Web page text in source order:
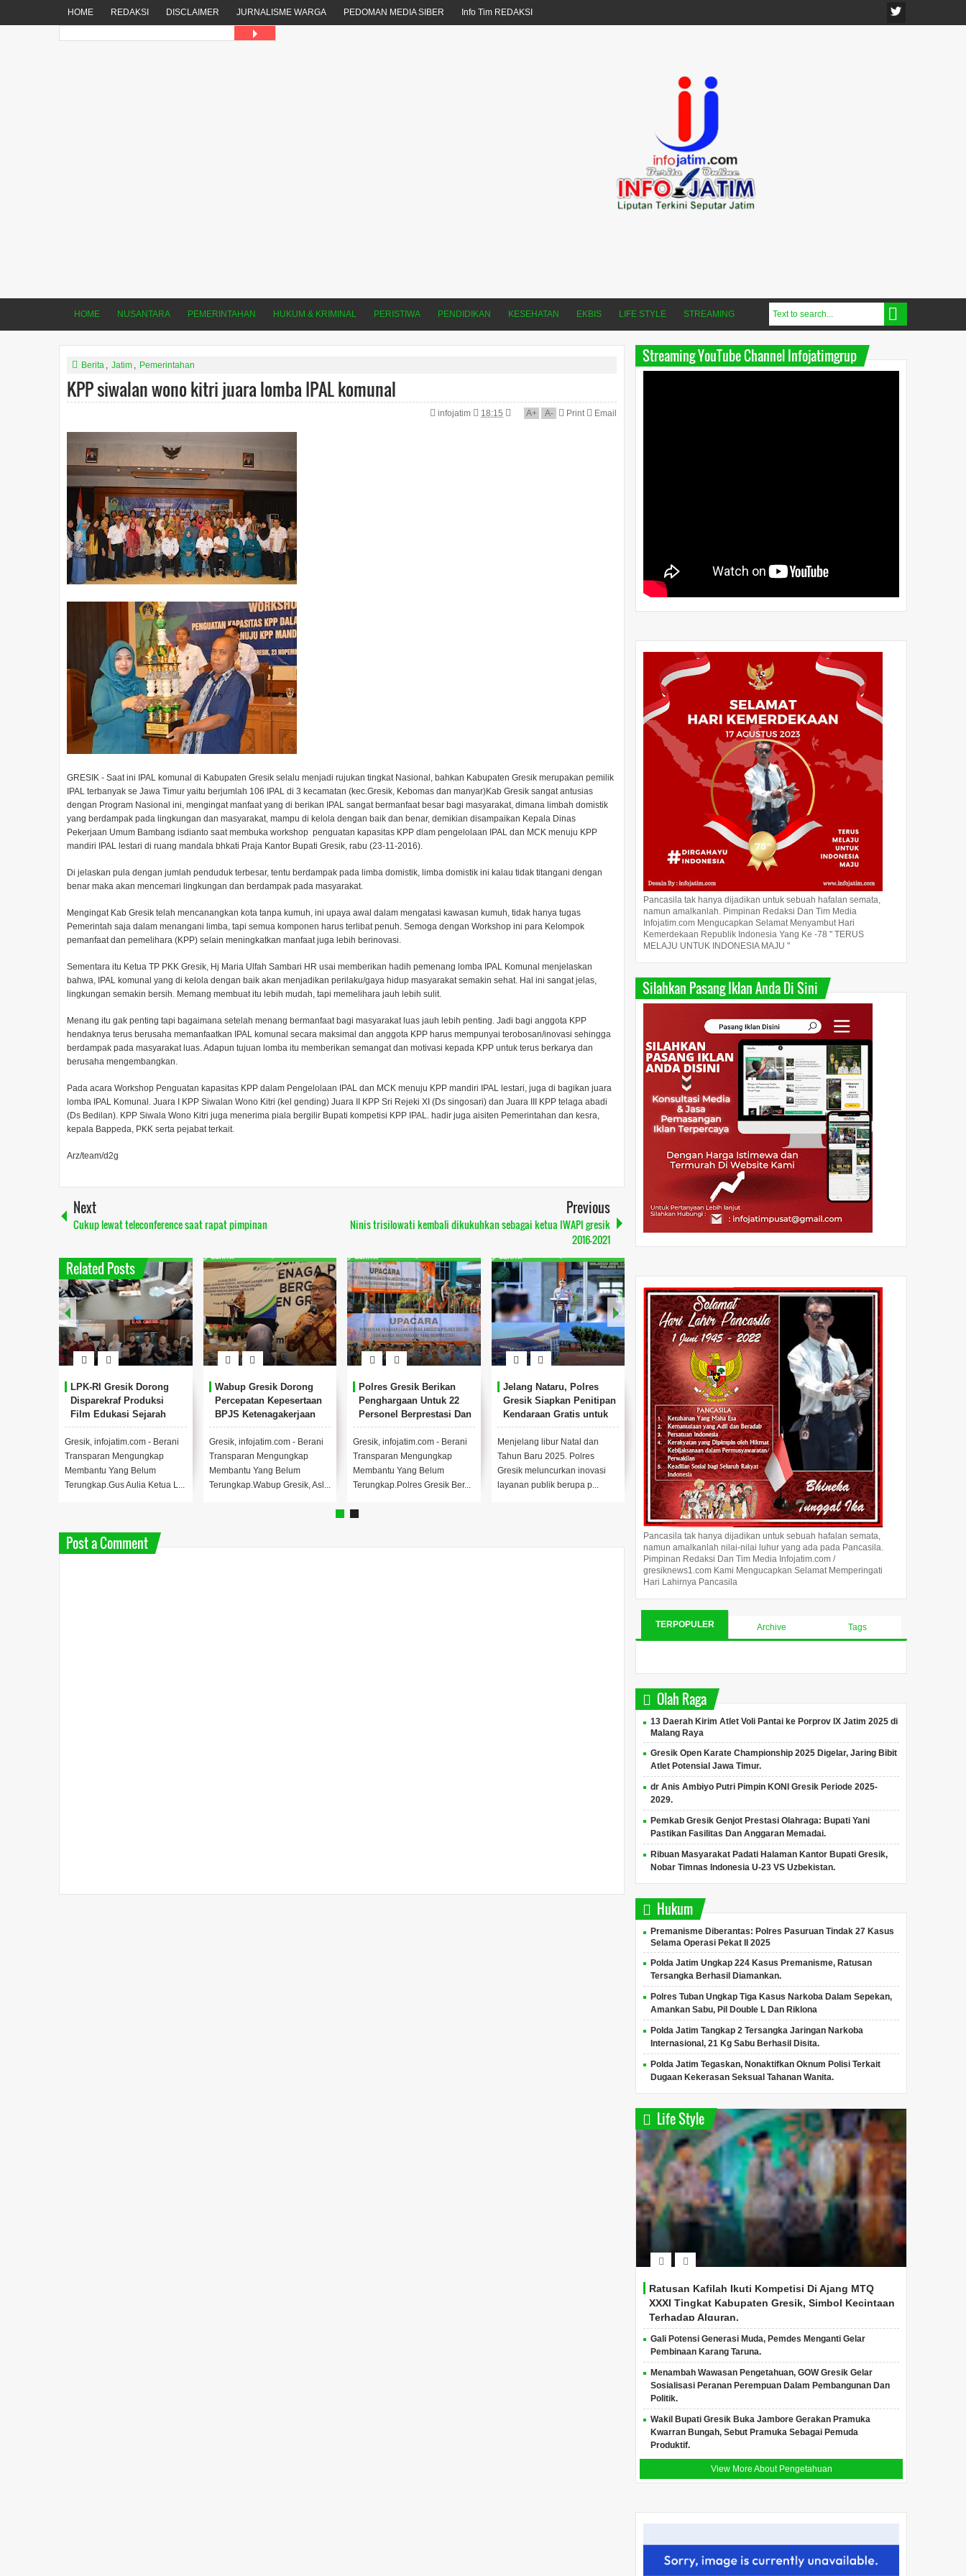
HOME REDAKSI DISCLAIMER JURNALISME WARGA PEDOMAN MEDIA SIBER Info Tim REDAKSI
HOME NUSANTARA PEMERINTAHAN HUKUM & KRIMINAL PERISTIWA PENDIDIKAN KESEHATAN EKBIS LIFE STYLE STREAMING
Berita , Jatim , Pemerintahan
KPP siwalan wono kitri juara lomba IPAL komunal
infojatim 18:15 A+ A- Print Email
GRESIK - Saat ini IPAL komunal di Kabupaten Gresik selalu menjadi rujukan tingkat Nasional, bahkan Kabupaten Gresik merupakan pemilik
IPAL terbanyak se Jawa Timur yaitu berjumlah 106 IPAL di 3 kecamatan (kec.Gresik, Kebomas dan manyar)Kab Gresik sangat antusias
dengan Program Nasional ini, mengingat manfaat yang di berikan IPAL sangat bermanfaat besar bagi masyarakat, dimana limbah domistik
yang berdampak pada lingkungan dan masyarakat, mampu di kelola dengan baik dan benar, demikian disampaikan Kepala Dinas
Pekerjaan Umum Bambang isdianto saat membuka workshop penguatan kapasitas KPP dlam pengelolaan IPAL dan MCK menuju KPP
mandiri IPAL lestari di ruang mandala bhkati Praja Kantor Bupati Gresik, rabu (23-11-2016).
Di jelaskan pula dengan jumlah penduduk terbesar, tentu berdampak pada limba domistik, limba domistik ini kalau tidak titangani dengan
benar maka akan mencemari lingkungan dan berdampak pada masyarakat.
Mengingat Kab Gresik telah mencanangkan kota tanpa kumuh, ini upaya awal dalam mengatasi kawasan kumuh, tidak hanya tugas
Pemerintah saja dalam menangani limba, tapi semua komponen harus terlibat penuh. Semoga dengan Workshop ini para Kelompok
pemanfaat dan pemelihara (KPP) selain meningkatkan manfaat juga lebih berinovasi.
Sementara itu Ketua TP PKK Gresik, Hj Maria Ulfah Sambari HR usai memberikan hadih pemenang lomba IPAL Komunal menjelaskan
bahwa, IPAL komunal yang di kelola dengan baik akan menjadikan perilaku/gaya hidup masyarakat semakin sehat. Hal ini sangat jelas,
lingkungan semakin bersih. Memang membuat itu lebih mudah, tapi memelihara jauh lebih sulit.
Menang itu gak penting tapi bagaimana setelah menang bermanfaat bagi masyarakat luas jauh lebih penting. Jadi bagi anggota KPP
hendaknya terus berusaha memanfaatkan IPAL komunal secara maksimal dan anggota KPP harus mempunyai terobosan/inovasi sehingga
berdampak pada masyarakat luas. Adapun tujuan lomba itu memberikan semangat dan motivasi kepada KPP untuk terus berkarya dan
berusaha mengembangkan.
Pada acara Workshop Penguatan kapasitas KPP dalam Pengelolaan IPAL dan MCK menuju KPP mandiri IPAL lestari, juga di bagikan juara
lomba IPAL Komunal. Juara I KPP Siwalan Wono Kitri (kel gending) Juara II KPP Sri Rejeki XI (Ds singosari) dan Juara III KPP telaga abadi
(Ds Bedilan). KPP Siwala Wono Kitri juga menerima piala bergilir Bupati kompetisi KPP IPAL. hadir juga aisiten Pemerintahan dan kesra,
kepala Bappeda, PKK serta pejabat terkait.
Arz/team/d2g
Next
Cukup lewat teleconference saat rapat pimpinan
Previous
Ninis trisilowati kembali dikukuhkan sebagai ketua IWAPI gresik
2016-2021
Related Posts
LPK-RI Gresik Dorong
Disparekraf Produksi
Film Edukasi Sejarah
Nama Wilayah
Gresik, infojatim.com - Berani
Transparan Mengungkap
Membantu Yang Belum
Terungkap.Gus Aulia Ketua L...
Wabup Gresik Dorong
Percepatan Kepesertaan
BPJS Ketenagakerjaan
untuk Relawan Program
MBG
Gresik, infojatim.com - Berani
Transparan Mengungkap
Membantu Yang Belum
Terungkap.Wabup Gresik, Asl...
Polres Gresik Berikan
Penghargaan Untuk 22
Personel Berprestasi Dan
15 Tokoh Masyarakat
Gresik, infojatim.com - Berani
Transparan Mengungkap
Membantu Yang Belum
Terungkap.Polres Gresik Ber...
Jelang Nataru, Polres
Gresik Siapkan Penitipan
Kendaraan Gratis untuk
Warga
Menjelang libur Natal dan
Tahun Baru 2025. Polres
Gresik meluncurkan inovasi
layanan publik berupa p...
Polda Jatim Musnahkan
9,3 Kg Sabu dan Ekstasi,
Ungkap 5.924 Kasus
Narkoba Sepanjang 2025
Humas Polda Jatim Kombes
Pol Jules Abraham Abast dan
Direktur Reserse Narkoba,
Kombes Pol Robert Da ...
Kapolres Gresik AKBP
Rovan Richard Mahenu
Dipromosikan ke
Divpropam Mabes Polri
(Kiri) AKBP Ramadhan
Nasution (Kanan) AKBP Rovan
Richard Mahenu bersama Gus
Aulia Ketua LPK-RI ...
Post a Comment
Streaming YouTube Channel Infojatimgrup
Pancasila tak hanya dijadikan untuk sebuah hafalan semata,
namun amalkanlah. Pimpinan Redaksi Dan Tim Media
Infojatim.com Mengucapkan Selamat Menyambut Hari
Kemerdekaan Republik Indonesia Yang Ke -78 " TERUS
MELAJU UNTUK INDONESIA MAJU "
Silahkan Pasang Iklan Anda Di Sini
Pancasila tak hanya dijadikan untuk sebuah hafalan semata,
namun amalkanlah nilai-nilai luhur yang ada pada Pancasila.
Pimpinan Redaksi Dan Tim Media Infojatim.com /
gresiknews1.com Kami Mengucapkan Selamat Memperingati
Hari Lahirnya Pancasila
TERPOPULER Archive Tags
Olah Raga
13 Daerah Kirim Atlet Voli Pantai ke Porprov IX Jatim 2025 di
Malang Raya
Gresik Open Karate Championship 2025 Digelar, Jaring Bibit
Atlet Potensial Jawa Timur.
dr Anis Ambiyo Putri Pimpin KONI Gresik Periode 2025-
2029.
Pemkab Gresik Genjot Prestasi Olahraga: Bupati Yani
Pastikan Fasilitas Dan Anggaran Memadai.
Ribuan Masyarakat Padati Halaman Kantor Bupati Gresik,
Nobar Timnas Indonesia U-23 VS Uzbekistan.
Hukum
Premanisme Diberantas: Polres Pasuruan Tindak 27 Kasus
Selama Operasi Pekat II 2025
Polda Jatim Ungkap 224 Kasus Premanisme, Ratusan
Tersangka Berhasil Diamankan.
Polres Tuban Ungkap Tiga Kasus Narkoba Dalam Sepekan,
Amankan Sabu, Pil Double L Dan Riklona
Polda Jatim Tangkap 2 Tersangka Jaringan Narkoba
Internasional, 21 Kg Sabu Berhasil Disita.
Polda Jatim Tegaskan, Nonaktifkan Oknum Polisi Terkait
Dugaan Kekerasan Seksual Tahanan Wanita.
Life Style
Ratusan Kafilah Ikuti Kompetisi Di Ajang MTQ
XXXI Tingkat Kabupaten Gresik, Simbol Kecintaan
Terhadap Alquran.
Gali Potensi Generasi Muda, Pemdes Menganti Gelar
Pembinaan Karang Taruna.
Menambah Wawasan Pengetahuan, GOW Gresik Gelar
Sosialisasi Peranan Perempuan Dalam Pembangunan Dan
Politik.
Wakil Bupati Gresik Buka Jambore Gerakan Pramuka
Kwarran Bungah, Sebut Pramuka Sebagai Pemuda
Produktif.
View More About Pengetahuan